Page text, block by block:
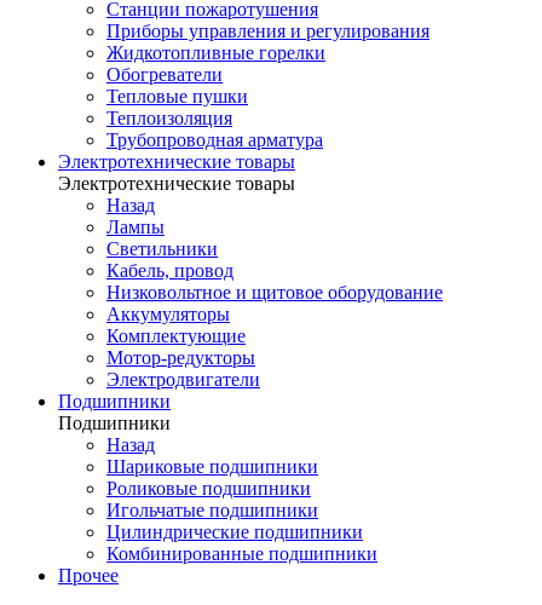
Станции пожаротушения
Приборы управления и регулирования
Жидкотопливные горелки
Обогреватели
Тепловые пушки
Теплоизоляция
Трубопроводная арматура
Электротехнические товары
Электротехнические товары
Назад
Лампы
Светильники
Кабель, провод
Низковольтное и щитовое оборудование
Аккумуляторы
Комплектующие
Мотор-редукторы
Электродвигатели
Подшипники
Подшипники
Назад
Шариковые подшипники
Роликовые подшипники
Игольчатые подшипники
Цилиндрические подшипники
Комбинированные подшипники
Прочее